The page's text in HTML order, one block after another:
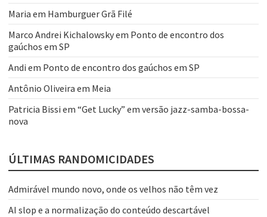
Maria em Hamburguer Grã Filé
Marco Andrei Kichalowskyem Ponto de encontro dos
gaúchos em SP
Andi em Ponto de encontro dos gaúchos em SP
Antônio Oliveira em Meia
Patricia Bissi em “Get Lucky” em versão jazz-samba-bossa-
nova
ÚLTIMAS RANDOMICIDADES
Admirável mundo novo, onde os velhos não têm vez
AI slop e a normalização do conteúdo descartável